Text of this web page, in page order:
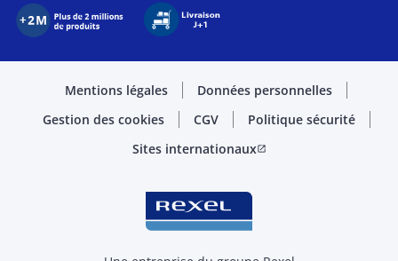
Mentions légales
Données personnelles
Gestion des cookies
CGV
Politique sécurité
Sites internationauxopen_in_new